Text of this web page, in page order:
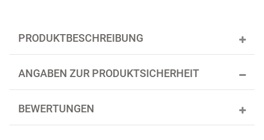
PRODUKTBESCHREIBUNG
ANGABEN ZUR PRODUKTSICHERHEIT
BEWERTUNGEN